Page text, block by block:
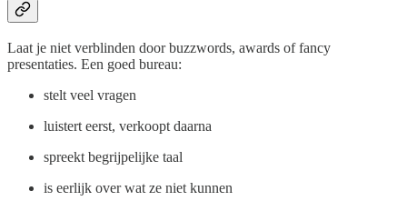
Laat je niet verblinden door buzzwords, awards of fancy
presentaties. Een goed bureau:
stelt veel vragen
luistert eerst, verkoopt daarna
spreekt begrijpelijke taal
is eerlijk over wat ze niet kunnen